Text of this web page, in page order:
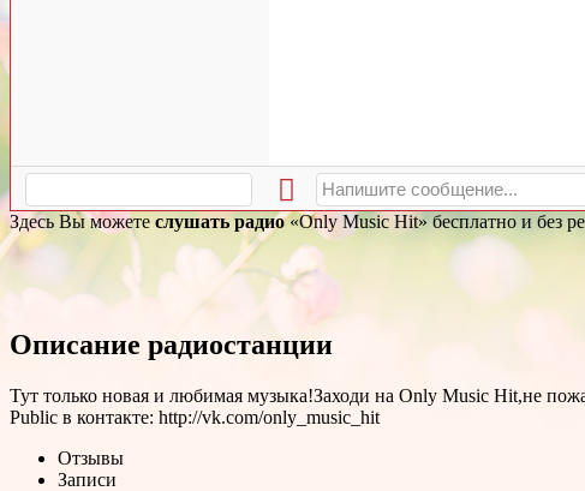
Здесь Вы можете слушать радио«Only Music Hit» бесплатно и без
Описание радиостанции
Тут только новая и любимая музыка!Заходи на Only Music Hit,не
Public в контакте: http://vk.com/only_music_hit
Отзывы
Записи